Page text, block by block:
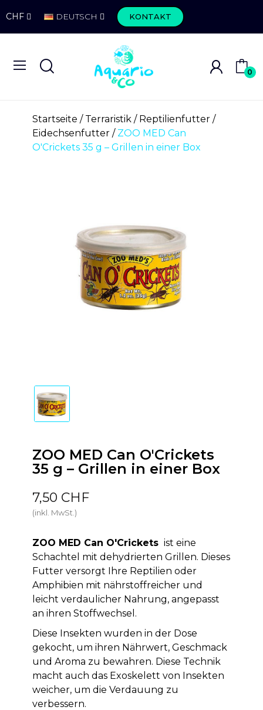
CHF DEUTSCH KONTAKT
0
Startseite Terraristik
Reptilienfutter
Eidechsenfutter
ZOO MED Can
O'Crickets 35 g – Grillen in einer Box
ZOO MED Can O'Crickets
35 g – Grillen in einer Box
7,50 CHF
(inkl. MwSt.)
ZOO MED Can O'Crickets ist eine
Schachtel mit dehydrierten Grillen. Dieses
Futter versorgt Ihre Reptilien oder
Amphibien mit nährstoffreicher und
leicht verdaulicher Nahrung, angepasst
an ihren Stoffwechsel.
Diese Insekten wurden in der Dose
gekocht, um ihren Nährwert, Geschmack
und Aroma zu bewahren. Diese Technik
macht auch das Exoskelett von Insekten
weicher, um die Verdauung zu
verbessern.